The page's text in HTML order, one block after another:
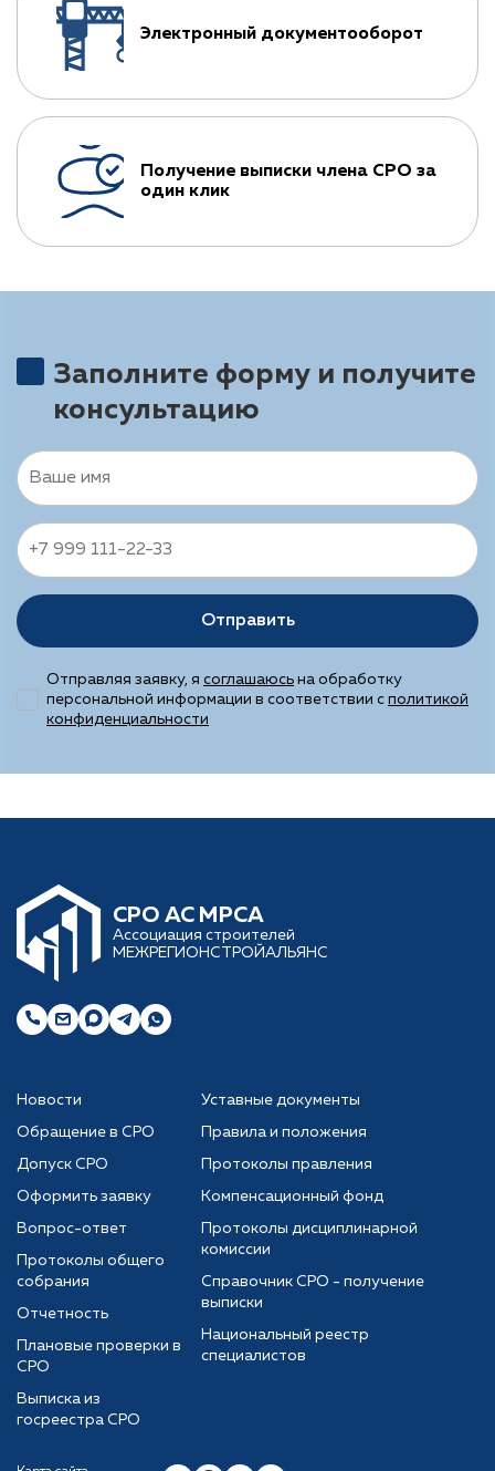
Электронный документооборот
Получение выписки члена СРО за
один клик
Заполните форму и получите
консультацию
Отправить
Отправляя заявку, я соглашаюсь на обработку
персональной информации в соответствии с политикой
конфиденциальности
CРО АС МРСА
Ассоциация строителей
МЕЖРЕГИОНСТРОЙАЛЬЯНС
Новости
Обращение в СРО
Допуск СРО
Оформить заявку
Вопрос-ответ
Уставные документы
Правила и положения
Протоколы правления
Компенсационный фонд
Протоколы дисциплинарной
комиссии
Протоколы общего
собрания
Отчетность
Плановые проверки в
СРО
Выписка из
госреестра СРО
Справочник СРО - получение
выписки
Национальный реестр
специалистов